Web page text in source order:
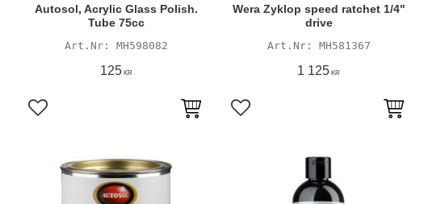
Autosol, Acrylic Glass Polish.
Tube 75cc
MH598082
125KR
Lägg till i favoriter
Wera Zyklop speed ratchet 1/4"
drive
MH581367
1 125 KR
Lägg till i favoriter